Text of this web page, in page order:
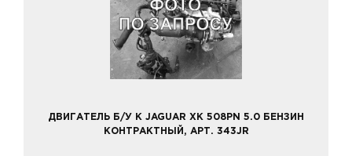
ДВИГАТЕЛЬ Б/У К JAGUAR XK 508PN 5.0 БЕНЗИН
КОНТРАКТНЫЙ, АРТ. 343JR